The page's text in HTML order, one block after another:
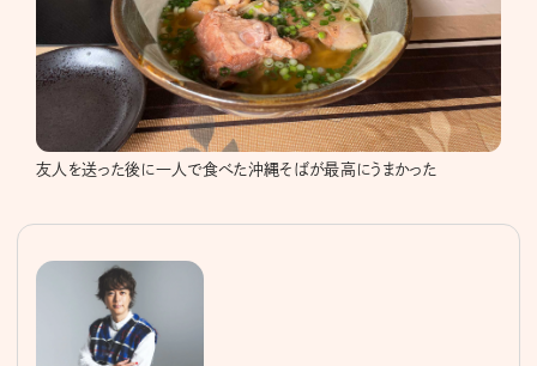
友人を送った後に一人で食べた沖縄そばが最高にうまかった